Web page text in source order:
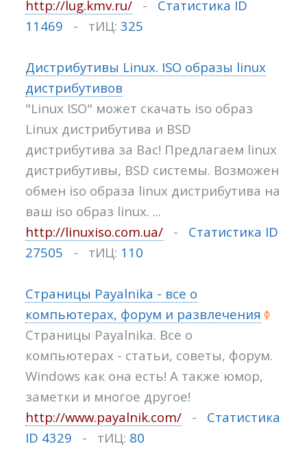
http://lug.kmv.ru/ - Статистика ID
11469 - тИЦ:325
Дистрибутивы Linux. ISO образы linux
дистрибутивов
"Linux ISO" может скачать iso образ
Linux дистрибутива и BSD
дистрибутива за Вас! Предлагаем linux
дистрибутивы, BSD системы. Возможен
обмен iso образа linux дистрибутива на
ваш iso образ linux. ...
http://linuxiso.com.ua/ - Статистика ID
27505 - тИЦ: 110
Страницы Payalnika - все о
компьютерах, форум и развлечения
Страницы Payalnika. Все о
компьютерах - статьи, советы, форум.
Windows как она есть! А также юмор,
заметки и многое другое!
http://www.payalnik.com/ - Статистика
ID 4329 - тИЦ: 80